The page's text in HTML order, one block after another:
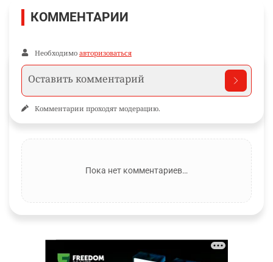
КОММЕНТАРИИ
Необходимо авторизоваться
Комментарии проходят модерацию.
Пока нет комментариев…